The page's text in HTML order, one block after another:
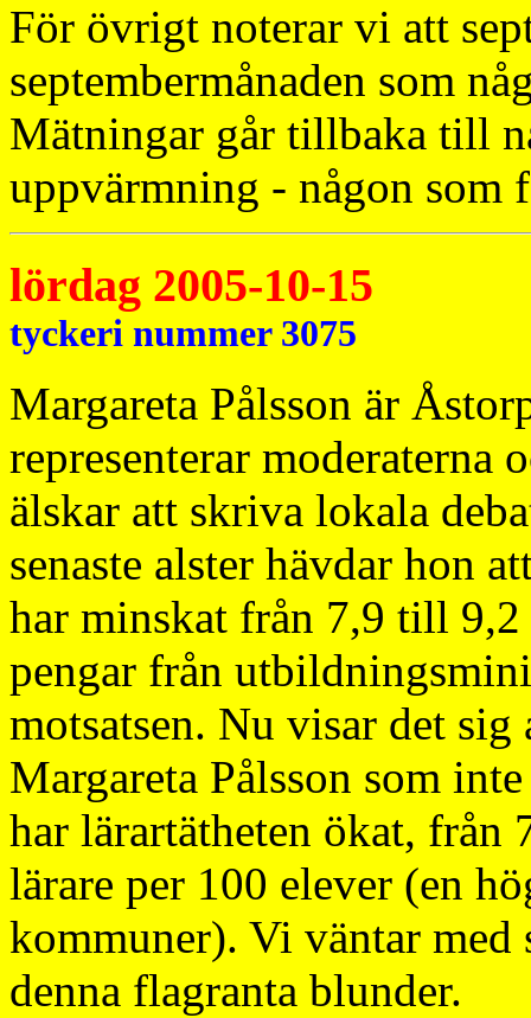
För övrigt noterar vi att
septembermånaden som
Mätningar går tillbaka till
uppvärmning - någon som
lördag 2005-10-15
tyckeri nummer 3075
Margareta Pålsson är
representerar
älskar att skriva lokala
senaste alster hävdar hon
har minskat från 7,9 till 9,2
pengar från
motsatsen. Nu visar det
Margareta Pålsson som
har lärartätheten ökat, från
lärare per 100 elever (en
kommuner). Vi väntar
denna flagranta blunder.